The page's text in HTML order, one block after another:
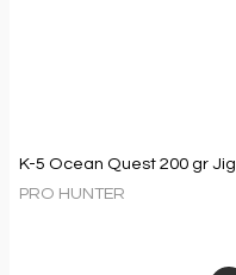
K-5 Ocean Quest 200 gr Jig
PRO HUNTER